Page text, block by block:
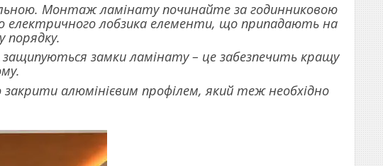
Монтаж ламінату починайте за годинниковою
електричного лобзика елементи, що припадають на
замки ламінату – це забезпечить кращу
алюмінієвим профілем, який теж необхідно